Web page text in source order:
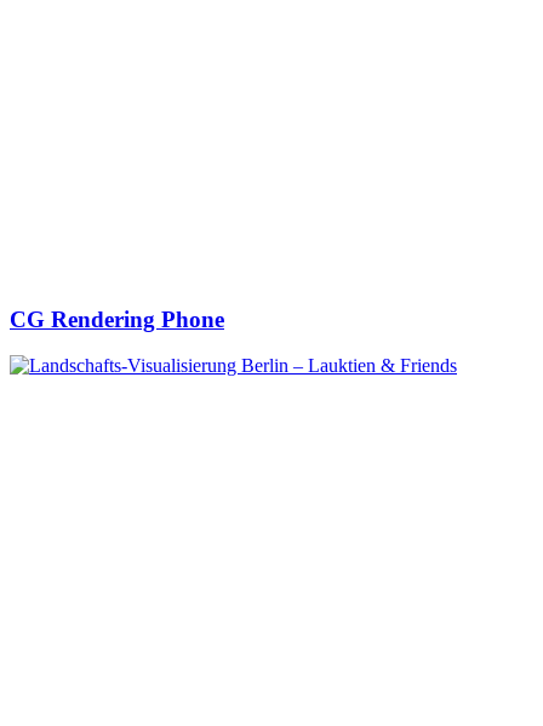
CG Rendering Phone